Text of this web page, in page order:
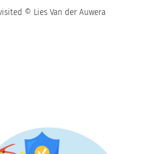
© Lies Van der Auwera